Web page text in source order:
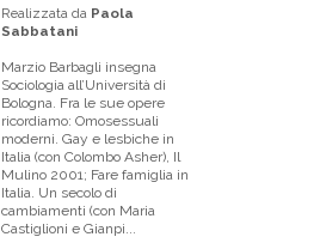
Realizzata da Paola
Sabbatani
Marzio Barbagli insegna
Sociologia all’Università di
Bologna. Fra le sue opere
ricordiamo: Omosessuali
moderni. Gay e lesbiche in
Italia (con Colombo Asher), Il
Mulino 2001; Fare famiglia in
Italia. Un secolo di
cambiamenti (con Maria
Castiglioni e Gianpi...